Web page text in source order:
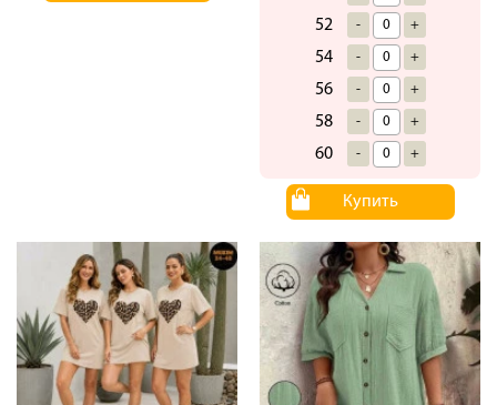
52 - +
54 - +
56 - +
58 - +
60 - +
Купить